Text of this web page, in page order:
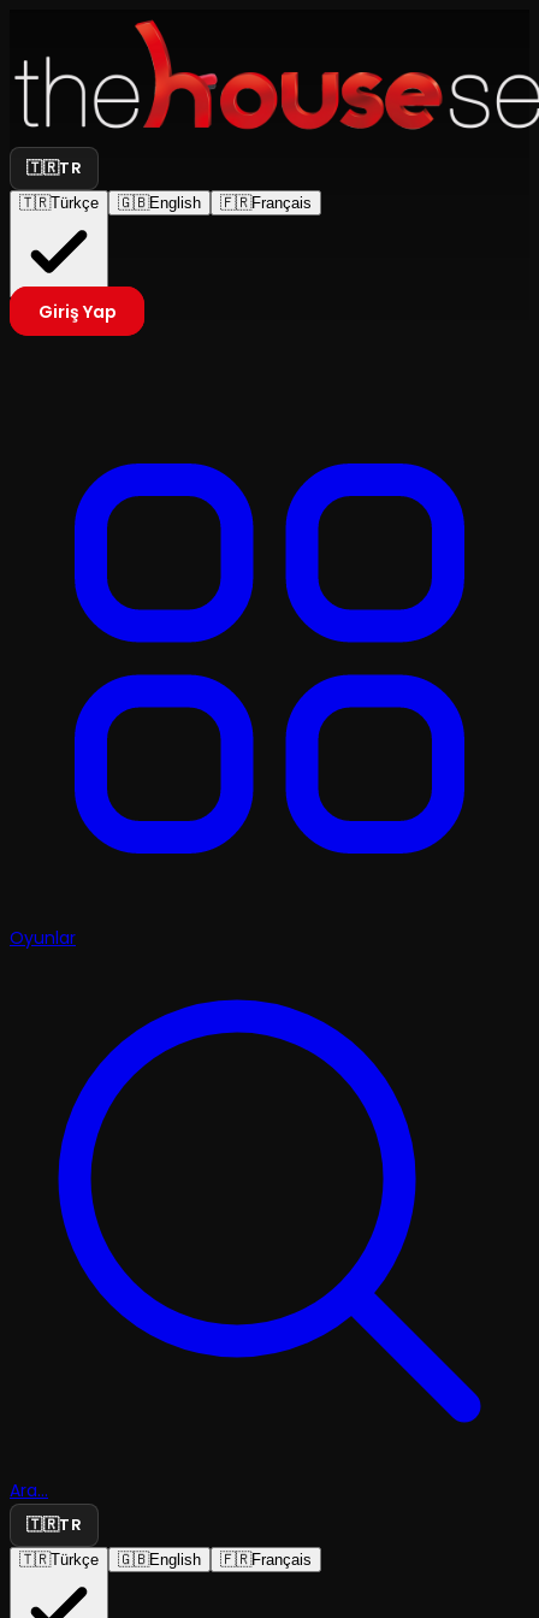
🇹🇷TR
🇹🇷Türkçe 🇬🇧English 🇫🇷Français
Giriş Yap
Oyunlar
Ara...
🇹🇷TR
🇹🇷Türkçe 🇬🇧English 🇫🇷Français